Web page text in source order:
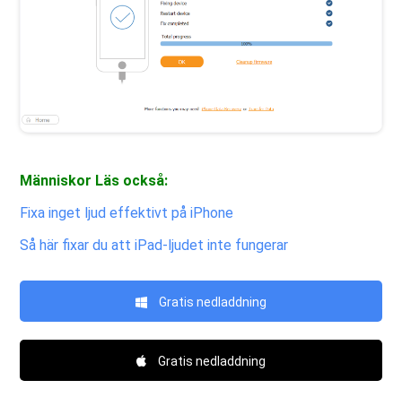
Människor Läs också:
Fixa inget ljud effektivt på iPhone
Så här fixar du att iPad-ljudet inte fungerar
Gratis nedladdning
Gratis nedladdning